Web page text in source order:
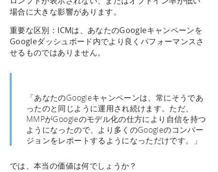
場合に大きな影響があります。
重要な区別：ICMは、あなたのGoogleキャンペーンを
Googleダッシュボード内でより良くパフォーマンスさ
せるものではありません。
「あなたのGoogleキャンペーンは、常にそうであ
ったのと同じように運用され続けます。ただ、
MMPがGoogleのモデル化の仕方により自信を持つ
ようになったので、より多くのGoogleのコンバー
ジョンをレポートするようになっただけです。」
では、本当の価値は何でしょうか？